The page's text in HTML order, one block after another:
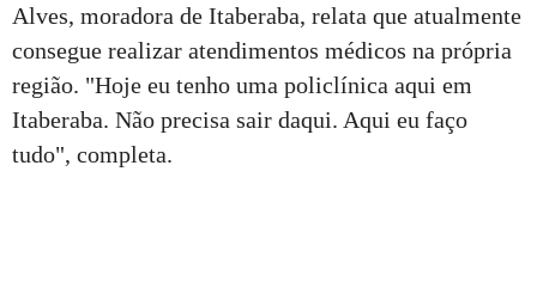
Alves, moradora de Itaberaba, relata que atualmente
consegue realizar atendimentos médicos na própria
região. "Hoje eu tenho uma policlínica aqui em
Itaberaba. Não precisa sair daqui. Aqui eu faço
tudo", completa.